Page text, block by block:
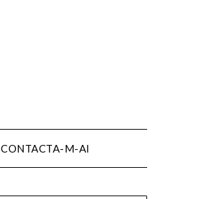
CONTACTA-M-AI